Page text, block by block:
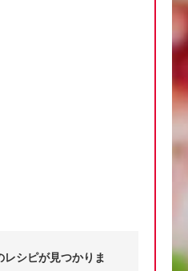
レシピが見つかりま